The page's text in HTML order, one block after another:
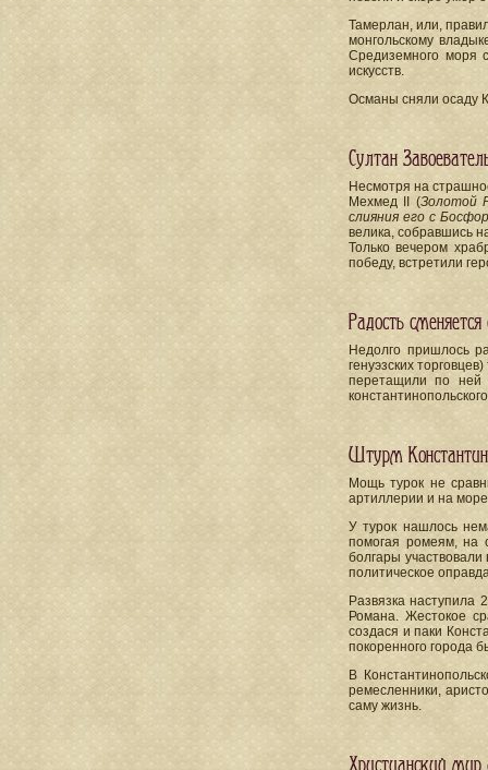
Тамерлан, или,
монгольскому
Средиземного моря
искусств.
Османы сняли осаду
Султан
Несмотря на
Мехмед II (Золотой
слияния его с
велика, собравшись
Только вечером
победу, встретили
Радость
Недолго пришлось
генуэзских
перетащили по ней
Штурм
Мощь турок не
артиллерии и на
У турок нашлось
помогая ромеям, на
болгары
политическое
Развязка наступила
Романа. Жестокое
создася и паки
покоренного города
В
ремесленники,
саму жизнь.